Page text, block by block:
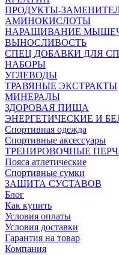
ПРОДУКТЫ-
АМИНОКИСЛОТЫ
НАРАЩИВАНИЕ
ВЫНОСЛИВОСТЬ
СПЕЦ ДОБАВКИ ДЛЯ
НАБОРЫ
УГЛЕВОДЫ
ТРАВЯНЫЕ ЭКСТРАКТЫ
МИНЕРАЛЫ
ЗДОРОВАЯ ПИЩА
ЭНЕРГЕТИЧЕСКИЕ И
Спортивная одежда
Спортивные аксессуары
ТРЕНИРОВОЧНЫЕ
Пояса атлетические
Спортивные сумки
ЗАЩИТА СУСТАВОВ
Блог
Как купить
Условия оплаты
Условия доставки
Гарантия на товар
Компания